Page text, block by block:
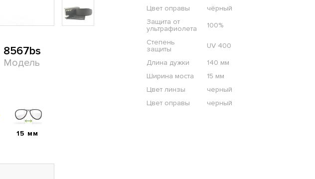
8567bs
Модель
Цвет оправы
чёрный
Защита от
ультрафиолета
100%
Степень
защиты
UV 400
Длина дужки
140 мм
Ширина моста
15 мм
Цвет линзы
черный
Цвет оправы
черный
15 мм